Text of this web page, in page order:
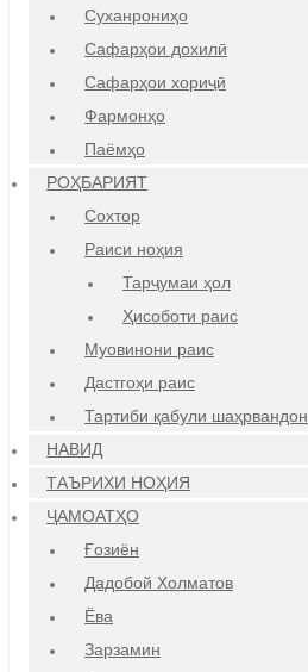
Суханрониҳо
Сафарҳои дохилӣ
Сафарҳои хориҷӣ
Фармонҳо
Паёмҳо
РОҲБАРИЯТ
Сохтор
Раиси ноҳия
Тарҷумаи ҳол
Ҳисоботи раис
Муовинони раис
Дастгоҳи раис
Тартиби қабули шаҳрвандон
НАВИД
ТАЪРИХИ НОҲИЯ
ҶАМОАТҲО
Ғозиён
Дадобой Холматов
Ёва
Зарзамин